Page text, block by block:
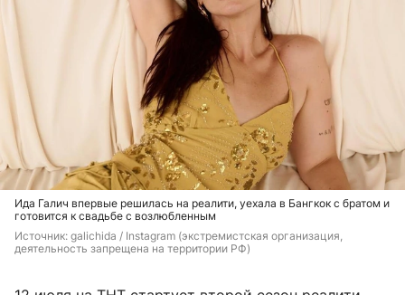
Ида Галич впервые решилась на реалити, уехала в Бангкок с братом и
готовится к свадьбе с возлюбленным
Источник: galichida / Instagram (экстремистская организация,
деятельность запрещена на территории РФ)